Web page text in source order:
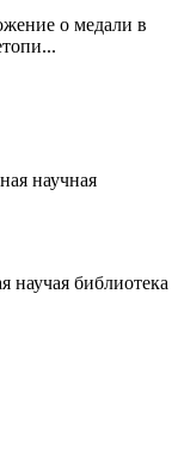
о медали в
научная
научая библиотека